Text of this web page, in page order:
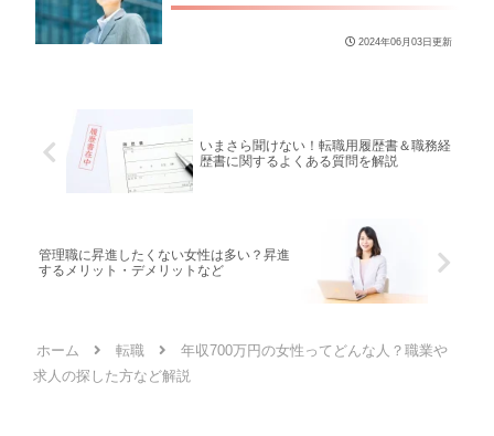
2024年06月03日更新
いまさら聞けない！転職用履歴書＆職務経
歴書に関するよくある質問を解説
管理職に昇進したくない女性は多い？昇進
するメリット・デメリットなど
ホーム 転職
年収700万円の女性ってどんな人？職業や
求人の探した方など解説